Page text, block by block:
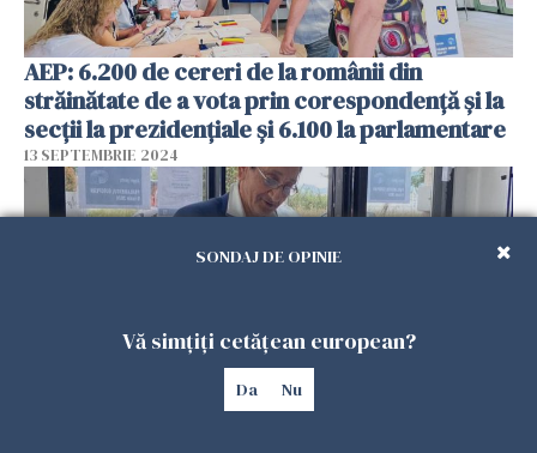
AEP: 6.200 de cereri de la românii din
străinătate de a vota prin corespondenţă şi la
secţii la prezidenţiale şi 6.100 la parlamentare
13 SEPTEMBRIE 2024
SONDAJ DE OPINIE
Vă simțiți cetățean european?
Da Nu